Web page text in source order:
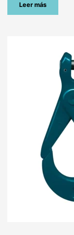
Leer más